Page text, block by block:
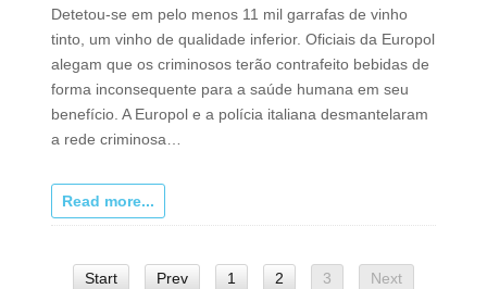
Detetou-se em pelo menos 11 mil garrafas de vinho
tinto, um vinho de qualidade inferior. Oficiais da Europol
alegam que os criminosos terão contrafeito bebidas de
forma inconsequente para a saúde humana em seu
benefício. A Europol e a polícia italiana desmantelaram
a rede criminosa…
Read more...
Start Prev 1 2 3 Next